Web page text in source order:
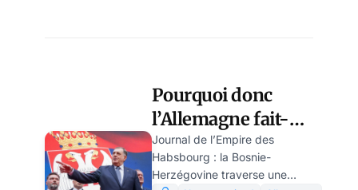
Pourquoi donc
l’Allemagne fait-
elle obstacle à une
gestion paisible de
Journal de l’Empire des
Habsbourg : la Bosnie-
Herzégovine traverse une